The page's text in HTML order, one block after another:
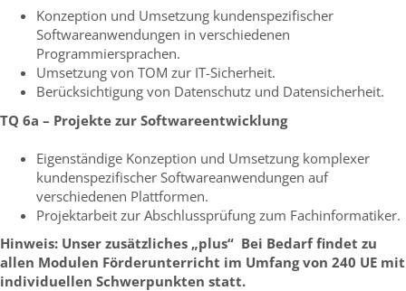
Konzeption und Umsetzung kundenspezifischer
Softwareanwendungen in verschiedenen
Programmiersprachen.
Umsetzung von TOM zur IT-Sicherheit.
Berücksichtigung von Datenschutz und Datensicherheit.
TQ 6a – Projekte zur Softwareentwicklung
Eigenständige Konzeption und Umsetzung komplexer
kundenspezifischer Softwareanwendungen auf
verschiedenen Plattformen.
Projektarbeit zur Abschlussprüfung zum Fachinformatiker.
Hinweis: Unser zusätzliches „plus“ Bei Bedarf findet zu
allen Modulen Förderunterricht im Umfang von 240 UE mit
individuellen Schwerpunkten statt.